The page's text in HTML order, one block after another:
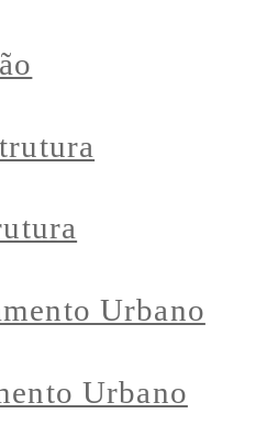
Urbano